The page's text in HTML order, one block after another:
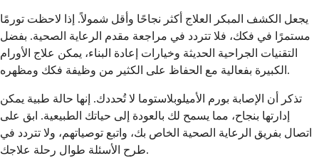
يجعل الكشف المبكر العلاج أكثر نجاحًا وأقل شمولاً. إذا لاحظت تورمًا
مستمرًا في فكك، فلا تتردد في مراجعة مقدم الرعاية الصحية. بفضل
التقنيات الجراحية الحديثة وخيارات إعادة البناء، يمكن علاج الأورام
الكبيرة بفعالية مع الحفاظ على الكثير من وظيفة فكك ومظهره.
تذكر أن الإصابة بورم الأميلوبلاستوما لا تُحددك. إنها حالة طبية يمكن
إدارتها بنجاح، مما يسمح لك بالعودة إلى حياتك الطبيعية. ابق على
اتصال بفريق الرعاية الصحية الخاص بك، واتبع توصياتهم، ولا تتردد في
طرح الأسئلة طوال رحلة علاجك.